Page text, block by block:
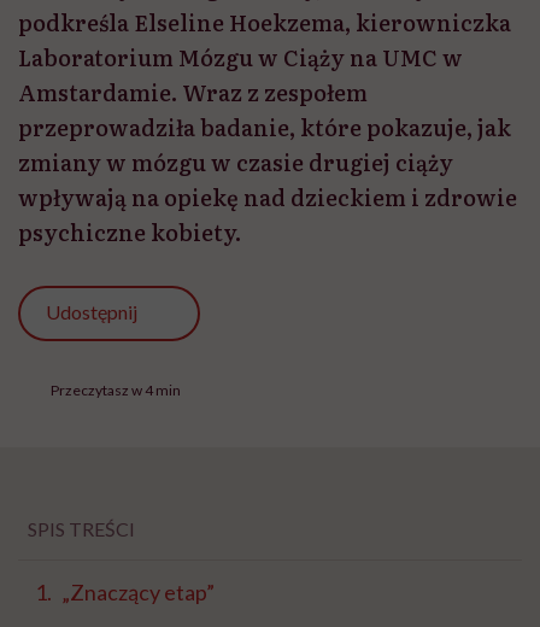
podkreśla Elseline Hoekzema, kierowniczka
Laboratorium Mózgu w Ciąży na UMC w
Amstardamie. Wraz z zespołem
przeprowadziła badanie, które pokazuje, jak
zmiany w mózgu w czasie drugiej ciąży
wpływają na opiekę nad dzieckiem i zdrowie
psychiczne kobiety.
Udostępnij
Przeczytasz w 4 min
SPIS TREŚCI
„Znaczący etap”